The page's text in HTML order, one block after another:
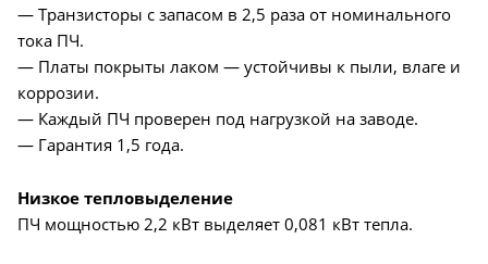
— Транзисторы с запасом в 2,5 раза от номинального
тока ПЧ.
— Платы покрыты лаком — устойчивы к пыли, влаге и
коррозии.
— Каждый ПЧ проверен под нагрузкой на заводе.
— Гарантия 1,5 года.
Низкое тепловыделение
ПЧ мощностью 2,2 кВт выделяет 0,081 кВт тепла.